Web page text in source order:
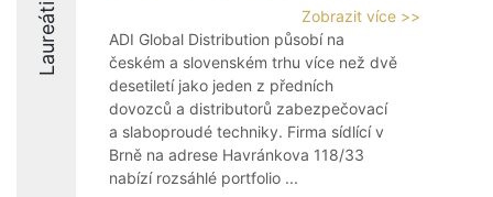
Laureáti
Zobrazit více >>
ADI Global Distribution působí na
českém a slovenském trhu více než dvě
desetiletí jako jeden z předních
dovozců a distributorů zabezpečovací
a slaboproudé techniky. Firma sídlící v
Brně na adrese Havránkova 118/33
nabízí rozsáhlé portfolio ...